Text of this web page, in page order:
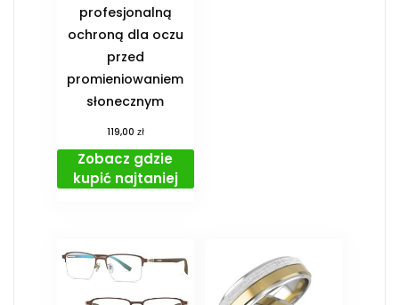
profesjonalną
ochroną dla oczu
przed
promieniowaniem
słonecznym
119,00 zł
Zobacz gdzie
kupić najtaniej